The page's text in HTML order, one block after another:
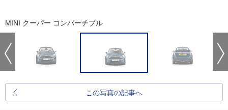
MINI クーパー コンバーチブル
この写真の記事へ